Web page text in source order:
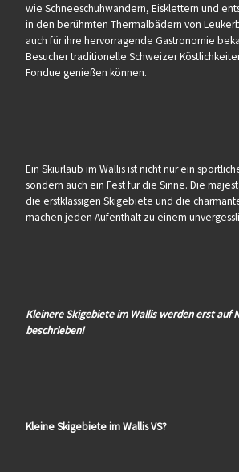
wie Schneeschuhwandern, Eisklettern und
in den berühmten Thermalbädern von
auch für ihre hervorragende Gastronomie
Besucher traditionelle Schweizer
Fondue genießen können.
Ein Skiurlaub im Wallis ist nicht nur ein
sondern auch ein Fest für die Sinne. Die
die erstklassigen Skigebiete und die
machen jeden Aufenthalt zu einem
Kleinere Skigebiete im Wallis werden erst auf
beschrieben!
Kleine Skigebiete im Wallis VS?